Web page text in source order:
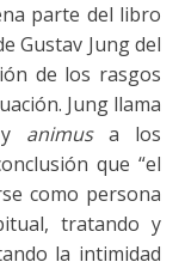
parte del libro
Gustav Jung del
de los rasgos
Jung llama
animusa los
que “el
como persona
tratando y
la intimidad